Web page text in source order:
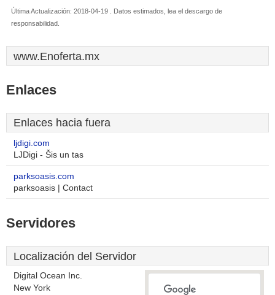
Última Actualización: 2018-04-19 . Datos estimados, lea el descargo de
responsabilidad.
www.Enoferta.mx
Enlaces
Enlaces hacia fuera
ljdigi.com
LJDigi - Šis un tas
parksoasis.com
parksoasis | Contact
Servidores
Localización del Servidor
Digital Ocean Inc.
New York